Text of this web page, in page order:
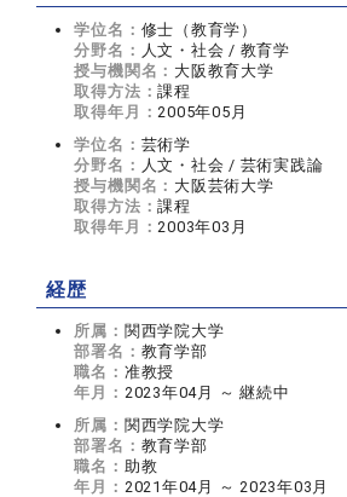
学位名： 修士（教育学）
分野名： 人文・社会 / 教育学
授与機関名： 大阪教育大学
取得方法：課程
取得年月： 2005年05月
学位名： 芸術学
分野名： 人文・社会 / 芸術実践論
授与機関名： 大阪芸術大学
取得方法：課程
取得年月： 2003年03月
経歴
所属： 関西学院大学
部署名： 教育学部
職名： 准教授
年月： 2023年04月 ～ 継続中
所属： 関西学院大学
部署名： 教育学部
職名： 助教
年月： 2021年04月 ～ 2023年03月